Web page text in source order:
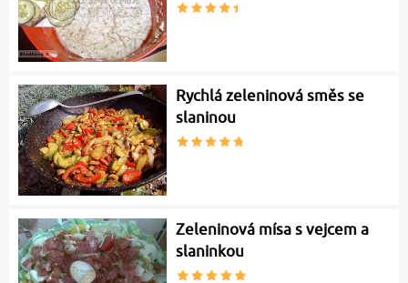
Rychlá zeleninová směs se
slaninou
Zeleninová mísa s vejcem a
slaninkou